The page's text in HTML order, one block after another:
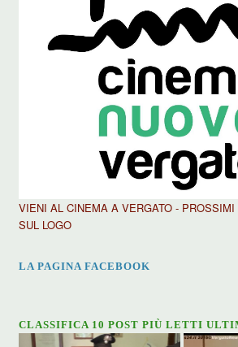
VIENI AL CINEMA A VERGATO -
SUL LOGO
LA PAGINA FACEBOOK
CLASSIFICA 10 POST PIÙ LETTI